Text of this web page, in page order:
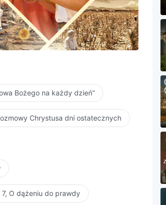
Bożego na każdy dzień”
Chrystusa dni ostatecznych
O dążeniu do prawdy